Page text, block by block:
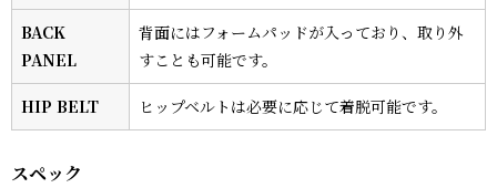
BACK
PANEL
背面にはフォームパッドが入っており、取り外
すことも可能です。
HIP BELT ヒップベルトは必要に応じて着脱可能です。
スペック